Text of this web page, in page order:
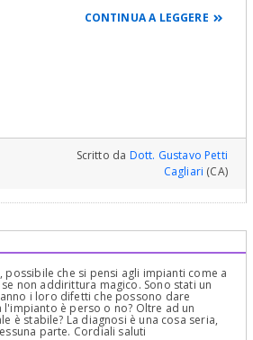
CONTINUA A LEGGERE
Scritto da Dott. Gustavo Petti
Cagliari (CA)
possibile che si pensi agli impianti come a
non addirittura magico. Sono stati un
i loro difetti che possono dare
è perso o no? Oltre ad un
è stabile? La diagnosi è una cosa seria,
parte. Cordiali saluti